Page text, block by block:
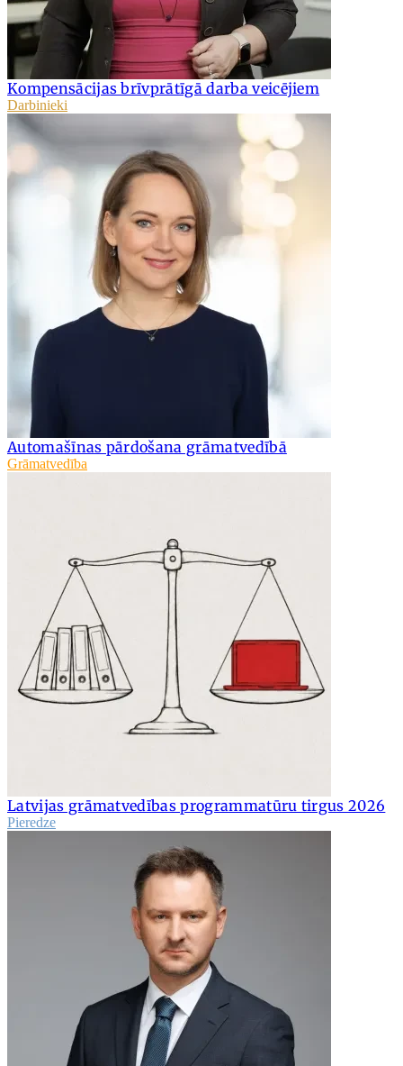
Kompensācijas brīvprātīgā darba veicējiem
Darbinieki
Automašīnas pārdošana grāmatvedībā
Grāmatvedība
Latvijas grāmatvedības programmatūru tirgus 2026
Pieredze